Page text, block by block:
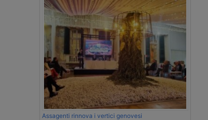
Assagenti rinnova i vertici genovesi